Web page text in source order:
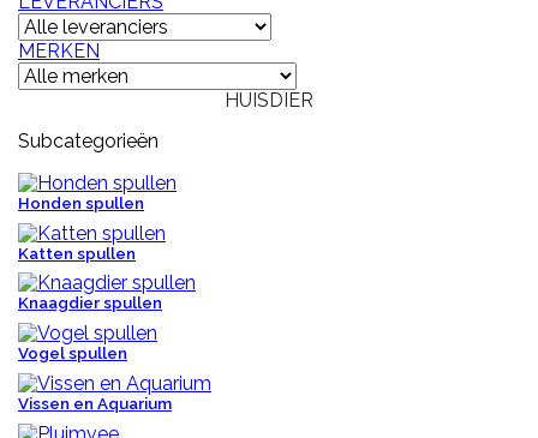
MERKEN
HUISDIER
Subcategorieën
Honden spullen
Katten spullen
Knaagdier spullen
Vogel spullen
Vissen en Aquarium